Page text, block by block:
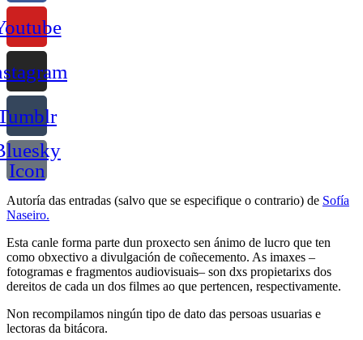
Icon
Autoría das entradas (salvo que se especifique o contrario) de Sofía
Naseiro.
Esta canle forma parte dun proxecto sen ánimo de lucro que ten
como obxectivo a divulgación de coñecemento. As imaxes –
fotogramas e fragmentos audiovisuais– son dxs propietarixs dos
dereitos de cada un dos filmes ao que pertencen, respectivamente.
Non recompilamos ningún tipo de dato das persoas usuarias e
lectoras da bitácora.